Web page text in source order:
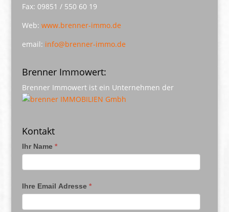
Fax: 09851 / 550 60 19
Web: www.brenner-immo.de
email: info@brenner-immo.de
Brenner Immowert:
Brenner Immowert ist ein Unternehmen der
Kontakt
Ihr Name *
Ihre Email Adresse *